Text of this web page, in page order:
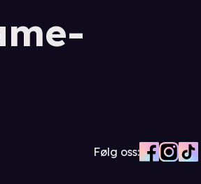
Følg oss: